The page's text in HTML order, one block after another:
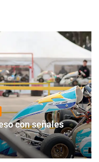
con señales